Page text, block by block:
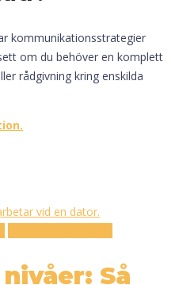
kommunikationsstrategier
om du behöver en komplett
rådgivning kring enskilda
Så